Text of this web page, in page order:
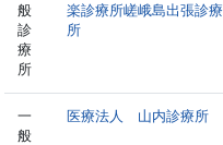
般
診
療
所
楽診療所嵯峨島出張診療
所
一
般
医療法人 山内診療所